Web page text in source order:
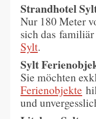
Strandhotel
Nur 180 Meter
sich das
Sylt.
Sylt
Sie möchten
Ferienobjekte
und